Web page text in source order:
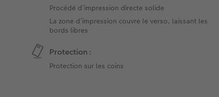
Procédé d’impression directe solide
La zone d’impression couvre le verso, laissant les
bords libres
Protection :
Protection sur les coins